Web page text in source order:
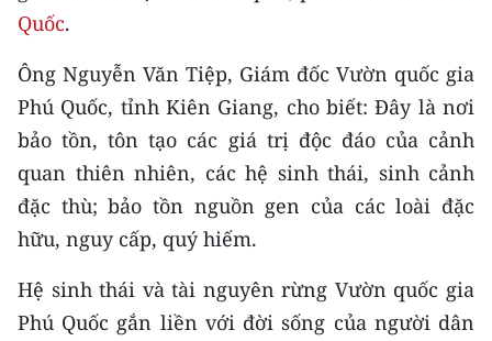
Media Môi trường
Ảnh
Infographic
TIN ĐỊA PHƯƠNG
Quốc.
Ông Nguyễn Văn Tiệp, Giám đốc Vườn quốc gia
Phú Quốc, tỉnh Kiên Giang, cho biết: Đây là nơi
bảo tồn, tôn tạo các giá trị độc đáo của cảnh
quan thiên nhiên, các hệ sinh thái, sinh cảnh
đặc thù; bảo tồn nguồn gen của các loài đặc
hữu, nguy cấp, quý hiếm.
Hệ sinh thái và tài nguyên rừng Vườn quốc gia
Phú Quốc gắn liền với đời sống của người dân